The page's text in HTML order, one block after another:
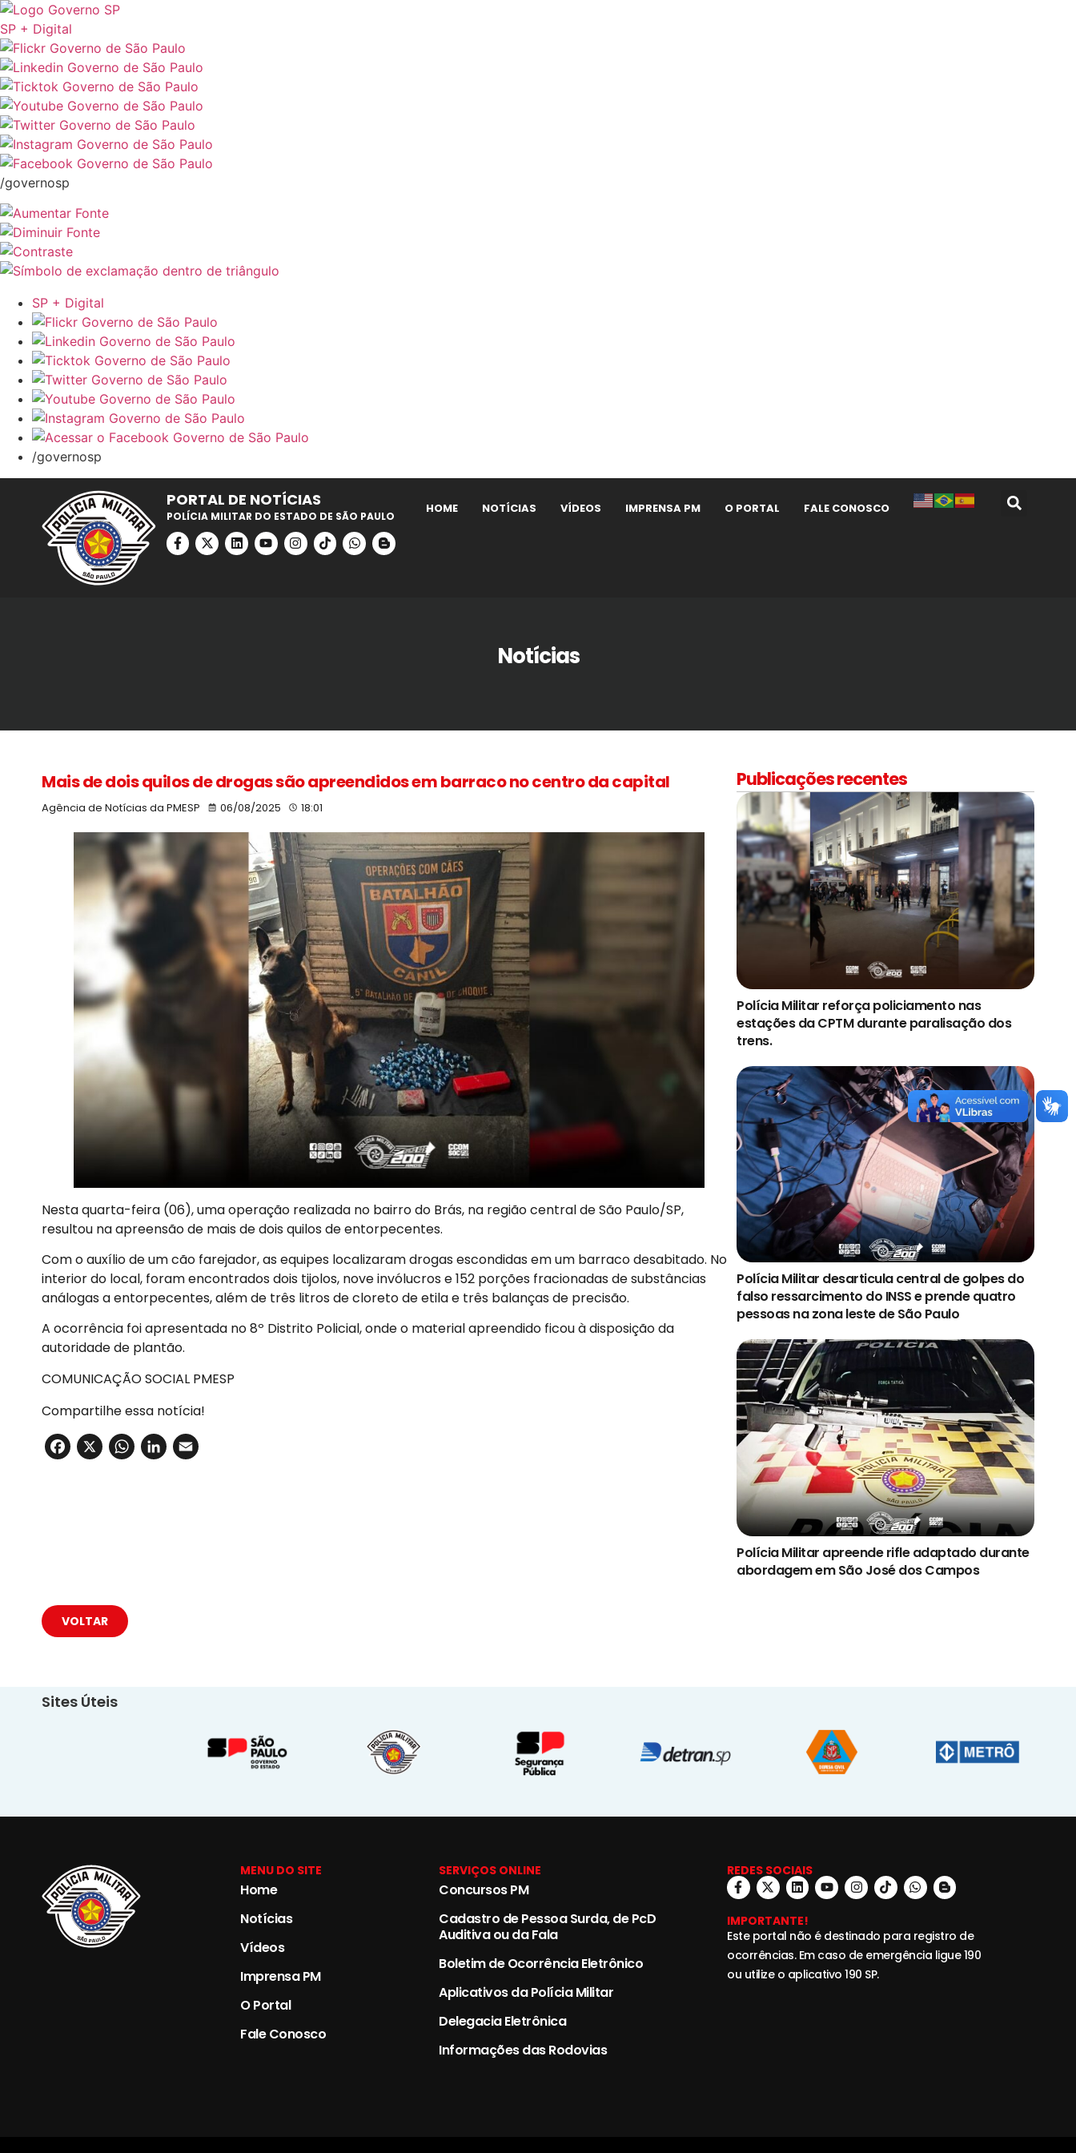
SP + Digital
/governosp
SP + Digital
/governosp
PORTAL DE NOTÍCIAS
POLÍCIA MILITAR DO ESTADO DE SÃO PAULO
HOME NOTÍCIAS VÍDEOS IMPRENSA PM O PORTAL FALE CONOSCO
Notícias
Mais de dois quilos de drogas são apreendidos em barraco no centro da capital
Agência de Notícias da PMESP 06/08/2025 18:01
Nesta quarta-feira (06), uma operação realizada no bairro do Brás, na região central de São Paulo/SP,
resultou na apreensão de mais de dois quilos de entorpecentes.
Com o auxílio de um cão farejador, as equipes localizaram drogas escondidas em um barraco desabitado. No
interior do local, foram encontrados dois tijolos, nove invólucros e 152 porções fracionadas de substâncias
análogas a entorpecentes, além de três litros de cloreto de etila e três balanças de precisão.
A ocorrência foi apresentada no 8º Distrito Policial, onde o material apreendido ficou à disposição da
autoridade de plantão.
COMUNICAÇÃO SOCIAL PMESP
Compartilhe essa notícia!
Facebook
X WhatsApp
LinkedIn
Publicações recentes
Polícia Militar reforça policiamento nas
estações da CPTM durante paralisação dos
trens.
Polícia Militar desarticula central de golpes do
falso ressarcimento do INSS e prende quatro
pessoas na zona leste de São Paulo
Polícia Militar apreende rifle adaptado durante
abordagem em São José dos Campos
VOLTAR
Sites Úteis
MENU DO SITE
Home
Notícias
Vídeos
Imprensa PM
O Portal
Fale Conosco
SERVIÇOS ONLINE
Concursos PM
Cadastro de Pessoa Surda, de PcD
Auditiva ou da Fala
Boletim de Ocorrência Eletrônico
Aplicativos da Polícia Militar
Delegacia Eletrônica
Informações das Rodovias
REDES SOCIAIS
IMPORTANTE!
Este portal não é destinado para registro de
ocorrências. Em caso de emergência ligue 190
ou utilize o aplicativo 190 SP.